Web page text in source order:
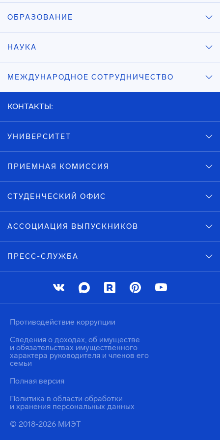
ОБРАЗОВАНИЕ
НАУКА
МЕЖДУНАРОДНОЕ СОТРУДНИЧЕСТВО
КОНТАКТЫ:
УНИВЕРСИТЕТ
ПРИЕМНАЯ КОМИССИЯ
СТУДЕНЧЕСКИЙ ОФИС
АССОЦИАЦИЯ ВЫПУСКНИКОВ
ПРЕСС-СЛУЖБА
© 2018-2026 МИЭТ
Политика в области обработки
и хранения персональных данных
Противодействие коррупции
Сведения о доходах, об имуществе
и обязательствах имущественного
характера руководителя и членов его
семьи
Полная версия